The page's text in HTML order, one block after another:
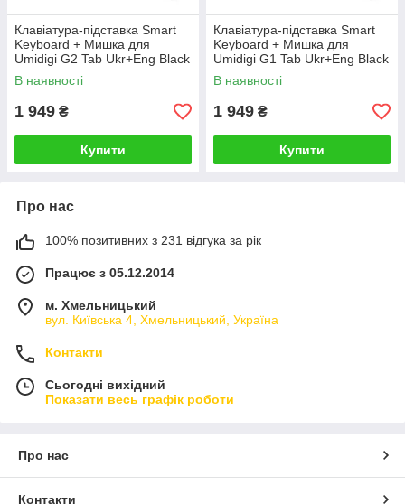
Клавіатура-підставка Smart
Keyboard + Мишка для
Umidigi G2 Tab Ukr+Eng Black
В наявності
1 949 ₴
Купити
Клавіатура-підставка Smart
Keyboard + Мишка для
Umidigi G1 Tab Ukr+Eng Black
В наявності
1 949 ₴
Купити
Про нас
100% позитивних з 231 відгука за рік
Працює з 05.12.2014
м. Хмельницький
вул. Київська 4, Хмельницький, Україна
Контакти
Сьогодні вихідний
Показати весь графік роботи
Про нас
Контакти